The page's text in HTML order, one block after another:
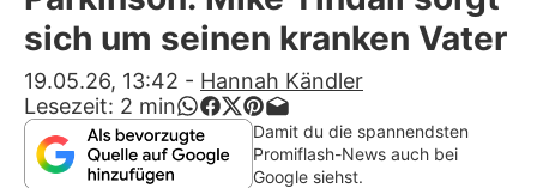
Alle Themen auf Promiflash
App runterladen
Team
sich um seinen kranken Vater
19.05.26, 13:42 - Hannah Kändler
Lesezeit: 2 min
Damit du die spannendsten
Promiflash-News auch bei
Google siehst.